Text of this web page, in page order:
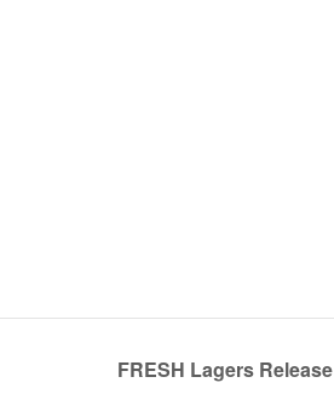
FRESH Lagers Release